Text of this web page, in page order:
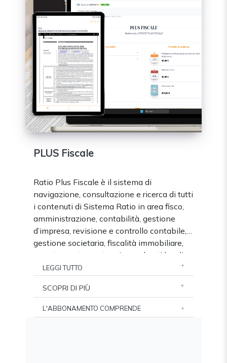
PLUS Fiscale
Ratio Plus Fiscale è il sistema di
navigazione, consultazione e ricerca di tutti
i contenuti di Sistema Ratio in area fisco,
amministrazione, contabilità, gestione
d’impresa, revisione e controllo contabile,
gestione societaria, fiscalità immobiliare,
accertamento, contenzioso ed enti locali,
ora integrato con RATIO-AI
LEGGI TUTTO
SCOPRI DI PIÙ
L'ABBONAMENTO COMPRENDE